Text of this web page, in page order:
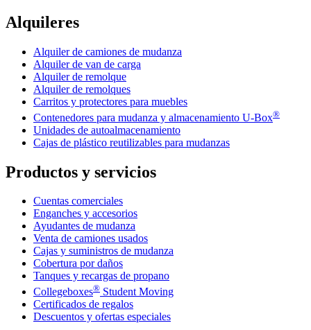
Alquileres
Alquiler de camiones de mudanza
Alquiler de van de carga
Alquiler de remolque
Alquiler de remolques
Carritos y protectores para muebles
Contenedores para mudanza y almacenamiento U-Box®
Unidades de autoalmacenamiento
Cajas de plástico reutilizables para mudanzas
Productos y servicios
Cuentas comerciales
Enganches y accesorios
Ayudantes de mudanza
Venta de camiones usados
Cajas y suministros de mudanza
Cobertura por daños
Tanques y recargas de propano
Collegeboxes® Student Moving
Certificados de regalos
Descuentos y ofertas especiales